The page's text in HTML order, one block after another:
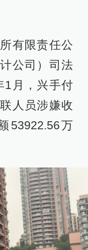
有限责任公
公司）司法
1月，兴手付
人员涉嫌收
53922.56万